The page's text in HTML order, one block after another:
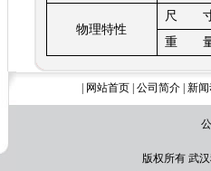
物理特性
尺
重
网站首页 公司简介 新
版权所有 武